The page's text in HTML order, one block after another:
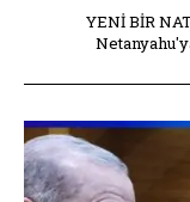
YENİ BİR